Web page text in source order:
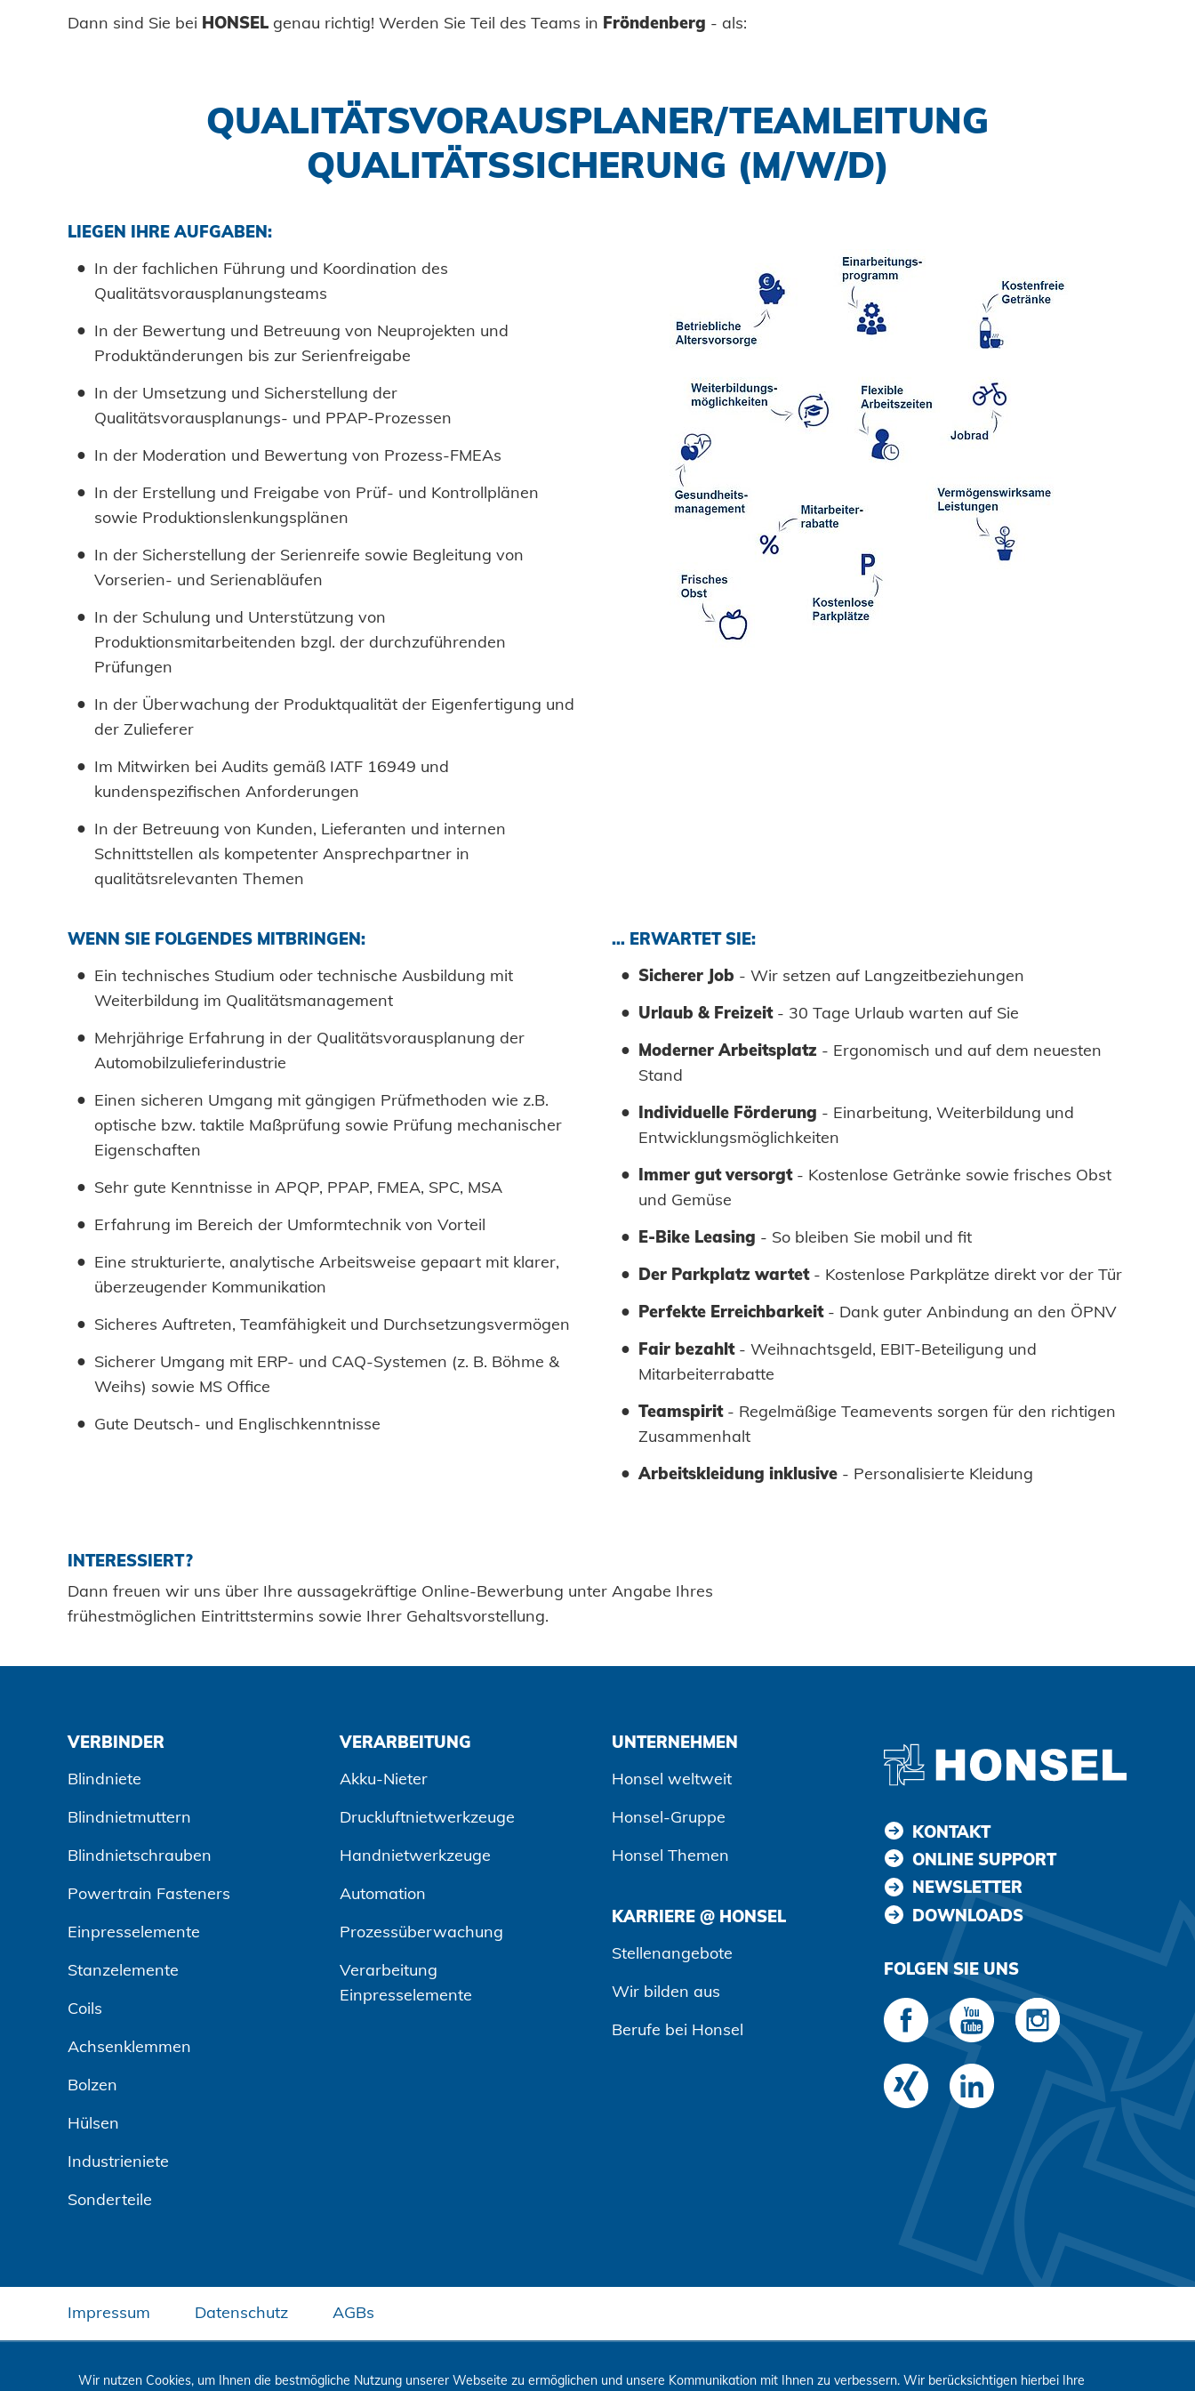
Datenschutz
Dann sind Sie bei HONSEL genau richtig! Werden Sie Teil des Teams in Fröndenberg - als:
QUALITÄTSVORAUSPLANER/TEAMLEITUNG
QUALITÄTSSICHERUNG (M/W/D)
LIEGEN IHRE AUFGABEN:
In der fachlichen Führung und Koordination des
Qualitätsvorausplanungsteams
In der Bewertung und Betreuung von Neuprojekten und
Produktänderungen bis zur Serienfreigabe
In der Umsetzung und Sicherstellung der
Qualitätsvorausplanungs- und PPAP-Prozessen
In der Moderation und Bewertung von Prozess-FMEAs
In der Erstellung und Freigabe von Prüf- und Kontrollplänen
sowie Produktionslenkungsplänen
In der Sicherstellung der Serienreife sowie Begleitung von
Vorserien- und Serienabläufen
In der Schulung und Unterstützung von
Produktionsmitarbeitenden bzgl. der durchzuführenden
Prüfungen
In der Überwachung der Produktqualität der Eigenfertigung und
der Zulieferer
Im Mitwirken bei Audits gemäß IATF 16949 und
kundenspezifischen Anforderungen
In der Betreuung von Kunden, Lieferanten und internen
Schnittstellen als kompetenter Ansprechpartner in
qualitätsrelevanten Themen
WENN SIE FOLGENDES MITBRINGEN:
Ein technisches Studium oder technische Ausbildung mit
Weiterbildung im Qualitätsmanagement
Mehrjährige Erfahrung in der Qualitätsvorausplanung der
Automobilzulieferindustrie
Einen sicheren Umgang mit gängigen Prüfmethoden wie z.B.
optische bzw. taktile Maßprüfung sowie Prüfung mechanischer
Eigenschaften
Sehr gute Kenntnisse in APQP, PPAP, FMEA, SPC, MSA
Erfahrung im Bereich der Umformtechnik von Vorteil
Eine strukturierte, analytische Arbeitsweise gepaart mit klarer,
überzeugender Kommunikation
Sicheres Auftreten, Teamfähigkeit und Durchsetzungsvermögen
Sicherer Umgang mit ERP- und CAQ-Systemen (z. B. Böhme &
Weihs) sowie MS Office
Gute Deutsch- und Englischkenntnisse
… ERWARTET SIE:
Sicherer Job - Wir setzen auf Langzeitbeziehungen
Urlaub & Freizeit- 30 Tage Urlaub warten auf Sie
Moderner Arbeitsplatz - Ergonomisch und auf dem neuesten
Stand
Individuelle Förderung - Einarbeitung, Weiterbildung und
Entwicklungsmöglichkeiten
Immer gut versorgt- Kostenlose Getränke sowie frisches Obst
und Gemüse
E-Bike Leasing - So bleiben Sie mobil und fit
Der Parkplatz wartet- Kostenlose Parkplätze direkt vor der Tür
Perfekte Erreichbarkeit- Dank guter Anbindung an den ÖPNV
Fair bezahlt- Weihnachtsgeld, EBIT-Beteiligung und
Mitarbeiterrabatte
Teamspirit- Regelmäßige Teamevents sorgen für den richtigen
Zusammenhalt
Arbeitskleidung inklusive - Personalisierte Kleidung
INTERESSIERT?
Dann freuen wir uns über Ihre aussagekräftige Online-Bewerbung unter Angabe Ihres
frühestmöglichen Eintrittstermins sowie Ihrer Gehaltsvorstellung.
VERBINDER
Blindniete
Blindnietmuttern
Blindnietschrauben
Powertrain Fasteners
Einpresselemente
Stanzelemente
Coils
Achsenklemmen
Bolzen
Hülsen
Industrieniete
Sonderteile
VERARBEITUNG
Akku-Nieter
Druckluftnietwerkzeuge
Handnietwerkzeuge
Automation
Prozessüberwachung
Verarbeitung
Einpresselemente
UNTERNEHMEN
Honsel weltweit
Honsel-Gruppe
Honsel Themen
KARRIERE @ HONSEL
Stellenangebote
Wir bilden aus
Berufe bei Honsel
KONTAKT
ONLINE SUPPORT
NEWSLETTER
DOWNLOADS
FOLGEN SIE UNS
Impressum Datenschutz AGBs
Wir nutzen Cookies, um Ihnen die bestmögliche Nutzung unserer Webseite zu ermöglichen und unsere Kommunikation mit Ihnen zu verbessern. Wir berücksichtigen hierbei Ihre